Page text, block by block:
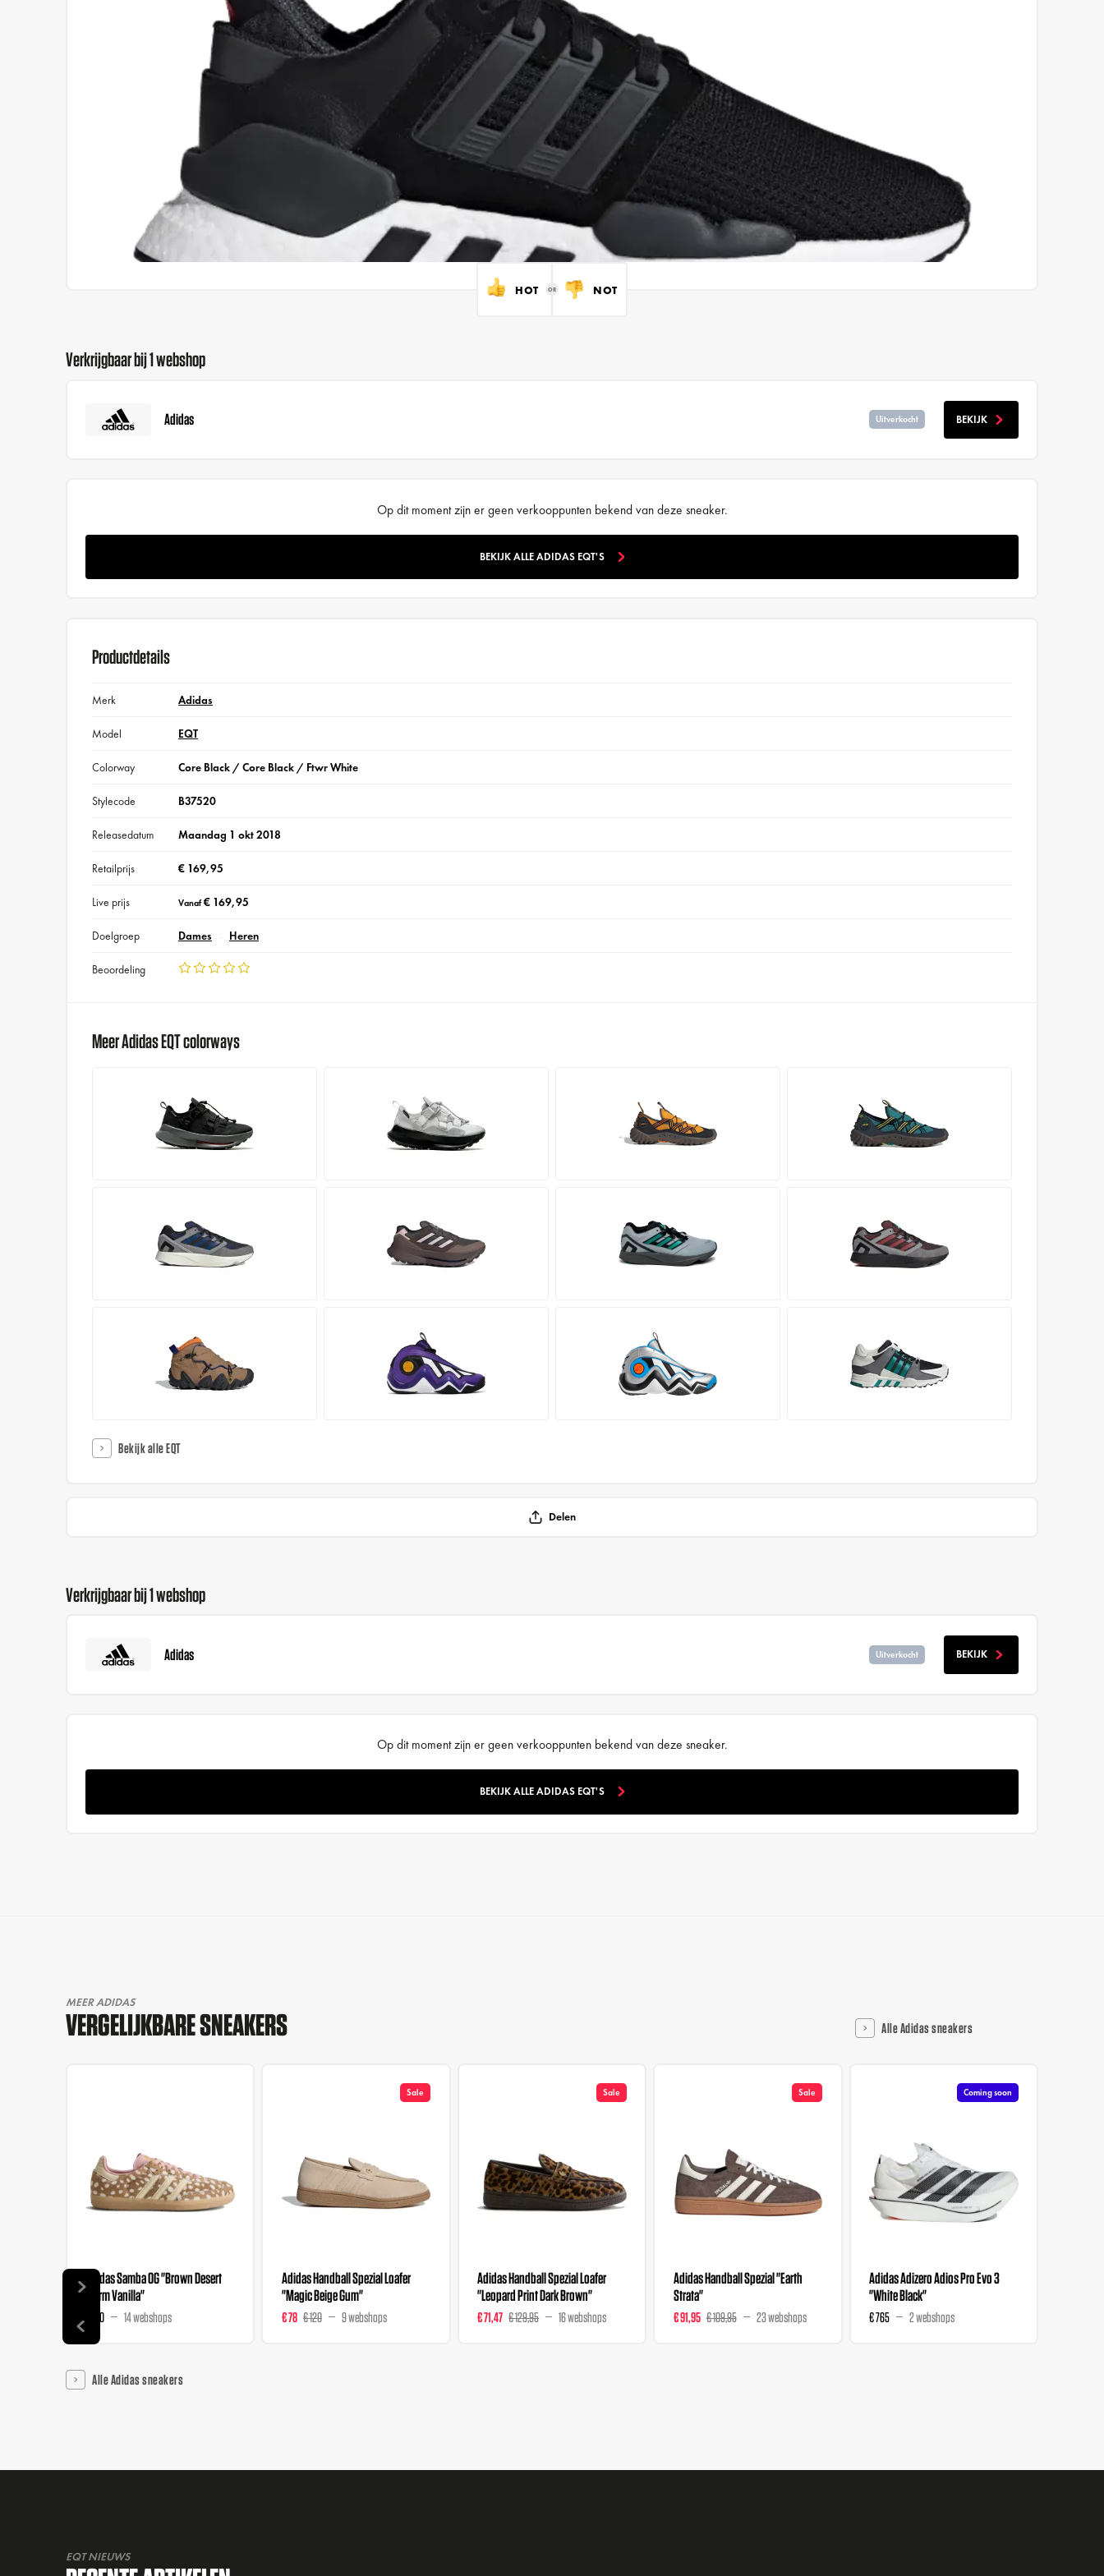
HOT NOT
Verkrijgbaar bij 1 webshop
Adidas Uitverkocht BEKIJK
Op dit moment zijn er geen verkooppunten bekend van deze sneaker.
BEKIJK ALLE ADIDAS EQT'S
Productdetails
Merk Adidas
Model EQT
Colorway Core Black / Core Black / Ftwr White
Stylecode B37520
Releasedatum Maandag 1 okt 2018
Retailprijs € 169,95
Live prijs Vanaf€ 169,95
Doelgroep Dames Heren
Beoordeling
Meer Adidas EQT colorways
Bekijk alle EQT
Delen
Verkrijgbaar bij 1 webshop
Adidas Uitverkocht BEKIJK
Op dit moment zijn er geen verkooppunten bekend van deze sneaker.
BEKIJK ALLE ADIDAS EQT'S
MEER ADIDAS
VERGELIJKBARE SNEAKERS Alle Adidas sneakers
Adidas Samba OG "Brown Desert
Warm Vanilla"
€ 120 14 webshops
Sale
Adidas Handball Spezial Loafer
"Magic Beige Gum"
€ 78 € 120 9 webshops
Sale
Adidas Handball Spezial Loafer
"Leopard Print Dark Brown"
€ 71,47 € 129,95 16 webshops
Sale
Adidas Handball Spezial "Earth
Strata"
€ 91,95 € 109,95 23 webshops
Coming soon
Adidas Adizero Adios Pro Evo 3
"White Black"
€ 765 2 webshops
Alle Adidas sneakers
EQT NIEUWS